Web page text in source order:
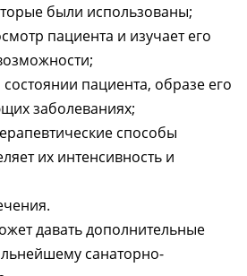
были использованы;
пациента и изучает его
пациента, образе его
заболеваниях;
способы
их интенсивность и
давать дополнительные
санаторно-